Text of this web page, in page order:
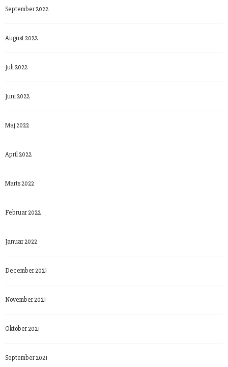
September 2022
August 2022
Juli 2022
Juni 2022
Maj 2022
April 2022
Marts 2022
Februar 2022
Januar 2022
December 2021
November 2021
Oktober 2021
September 2021